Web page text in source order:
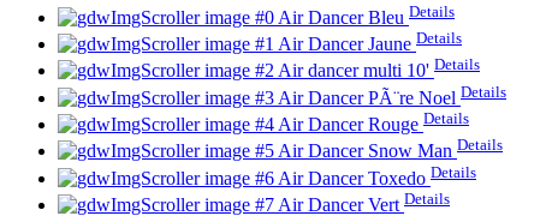
Air Dancer Bleu Details
Air Dancer Jaune Details
Air dancer multi 10' Details
Air Dancer PÃ¨re Noel Details
Air Dancer Rouge Details
Air Dancer Snow Man Details
Air Dancer Toxedo Details
Air Dancer Vert Details